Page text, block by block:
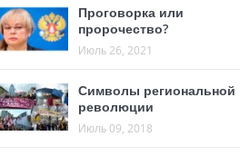
Проговорка или
пророчество?
Июль 26, 2021
Символы региональной
революции
Июль 09, 2018